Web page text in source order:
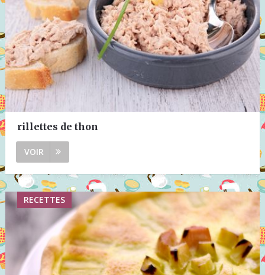
rillettes de thon
VOIR
RECETTES